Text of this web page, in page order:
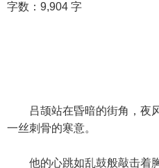
字数：9,904 字
吕颉站在昏暗的街角，夜
一丝刺骨的寒意。
他的心跳如乱鼓般敲击着胸